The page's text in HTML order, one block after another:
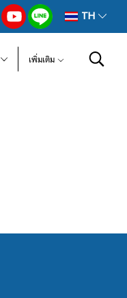
TH
เพิ่มเติม